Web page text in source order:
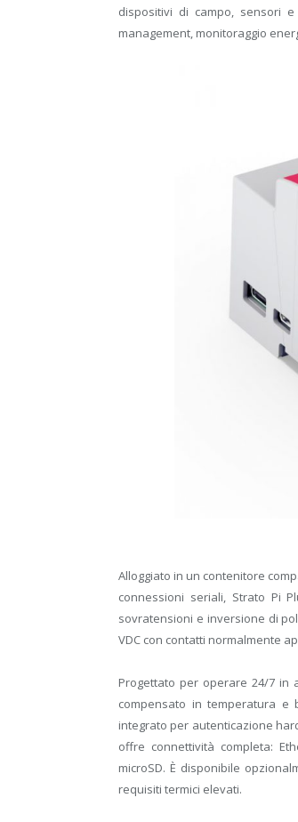
dispositivi di campo, sensori
management, monitoraggio
Alloggiato in un contenitore
connessioni seriali, Strato Pi
sovratensioni e inversione di
VDC con contatti normalmente
Progettato per operare 24/7 in
compensato in temperatura e
integrato per autenticazione
offre connettività completa:
microSD. È disponibile
requisiti termici elevati.